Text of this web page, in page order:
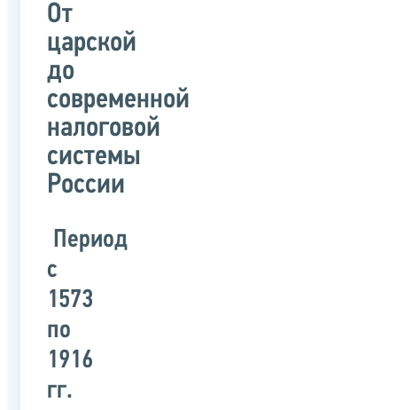
От
царской
до
современной
налоговой
системы
России
Период
с
1573
по
1916
гг.